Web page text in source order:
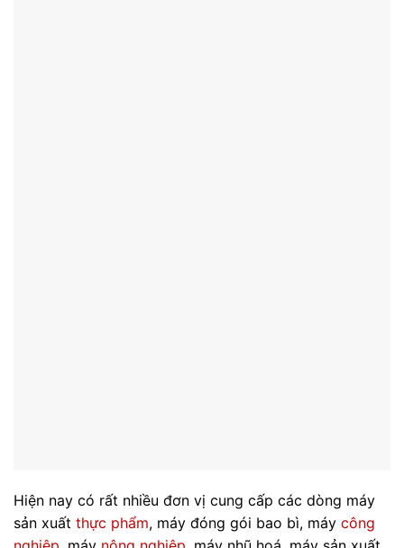
Hiện nay có rất nhiều đơn vị cung cấp các dòng máy
sản xuất thực phẩm, máy đóng gói bao bì, máy công